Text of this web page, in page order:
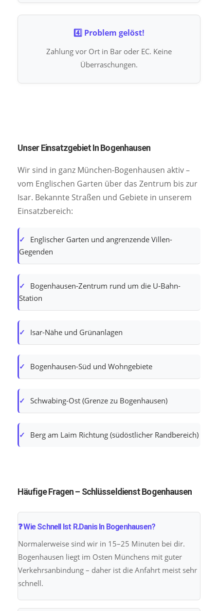
4️⃣ Problem gelöst!
Zahlung vor Ort in Bar oder EC. Keine
Überraschungen.
Unser Einsatzgebiet In Bogenhausen
Wir sind in ganz München-Bogenhausen aktiv –
vom Englischen Garten über das Zentrum bis zur
Isar. Bekannte Straßen und Gebiete in unserem
Einsatzbereich:
Englischer Garten und angrenzende Villen-
Gegenden
Bogenhausen-Zentrum rund um die U-Bahn-
Station
Isar-Nähe und Grünanlagen
Bogenhausen-Süd und Wohngebiete
Schwabing-Ost (Grenze zu Bogenhausen)
Berg am Laim Richtung (südöstlicher Randbereich)
Häufige Fragen – Schlüsseldienst Bogenhausen
❓ Wie Schnell Ist R.Danis In Bogenhausen?
Normalerweise sind wir in 15–25 Minuten bei dir.
Bogenhausen liegt im Osten Münchens mit guter
Verkehrsanbindung – daher ist die Anfahrt meist sehr
schnell.